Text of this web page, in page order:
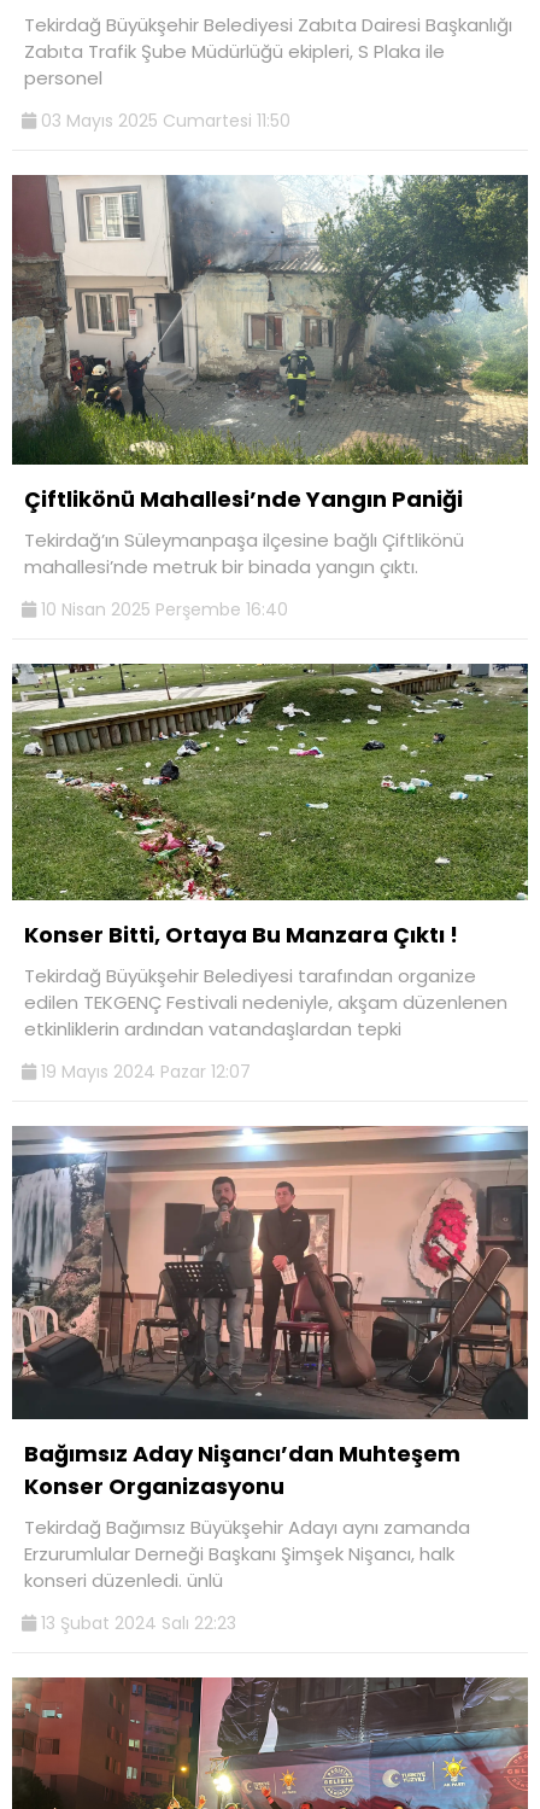
Tekirdağ Büyükşehir Belediyesi Zabıta Dairesi Başkanlığı
Zabıta Trafik Şube Müdürlüğü ekipleri, S Plaka ile
personel
03 Mayıs 2025 Cumartesi 11:50
Çiftlikönü Mahallesi’nde Yangın Paniği
Tekirdağ’ın Süleymanpaşa ilçesine bağlı Çiftlikönü
mahallesi’nde metruk bir binada yangın çıktı.
10 Nisan 2025 Perşembe 16:40
Konser Bitti, Ortaya Bu Manzara Çıktı !
Tekirdağ Büyükşehir Belediyesi tarafından organize
edilen TEKGENÇ Festivali nedeniyle, akşam düzenlenen
etkinliklerin ardından vatandaşlardan tepki
19 Mayıs 2024 Pazar 12:07
Bağımsız Aday Nişancı’dan Muhteşem
Konser Organizasyonu
Tekirdağ Bağımsız Büyükşehir Adayı aynı zamanda
Erzurumlular Derneği Başkanı Şimşek Nişancı, halk
konseri düzenledi. ünlü
13 Şubat 2024 Salı 22:23